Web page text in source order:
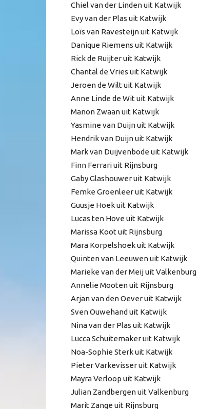
Chiel van der Linden uit Katwijk
Evy van der Plas uit Katwijk
Loïs van Ravesteijn uit Katwijk
Danique Riemens uit Katwijk
Rick de Ruijter uit Katwijk
Chantal de Vries uit Katwijk
Jeroen de Wilt uit Katwijk
Anne Linde de Wit uit Katwijk
Manon Zwaan uit Katwijk
Yasmine van Duijn uit Katwijk
Hendrik van Duijn uit Katwijk
Mark van Duijvenbode uit Katwijk
Finn Ferrari uit Rijnsburg
Gaby Glashouwer uit Katwijk
Femke Groenleer uit Katwijk
Guusje Hoek uit Katwijk
Lucas ten Hove uit Katwijk
Marissa Koot uit Rijnsburg
Mara Korpelshoek uit Katwijk
Quinten van Leeuwen uit Katwijk
Marieke van der Meij uit Valkenburg
Annelie Mooten uit Rijnsburg
Arjan van den Oever uit Katwijk
Sven Ouwehand uit Katwijk
Nina van der Plas uit Katwijk
Lucca Schuitemaker uit Katwijk
Noa-Sophie Sterk uit Katwijk
Pieter Varkevisser uit Katwijk
Mayra Verloop uit Katwijk
Julian Zandbergen uit Valkenburg
Marit Zange uit Rijnsburg